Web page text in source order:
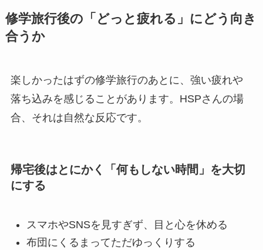
修学旅行後の「どっと疲れる」にどう向き
合うか
楽しかったはずの修学旅行のあとに、強い疲れや
落ち込みを感じることがあります。HSPさんの場
合、それは自然な反応です。
帰宅後はとにかく「何もしない時間」を大切
にする
スマホやSNSを見すぎず、目と心を休める
布団にくるまってただゆっくりする